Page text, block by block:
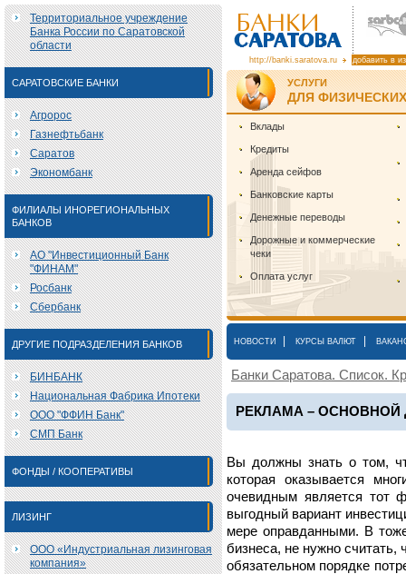
Территориальное учреждение
Банка России по Саратовской
области
САРАТОВСКИЕ БАНКИ
Агророс
Газнефтьбанк
Саратов
Экономбанк
ФИЛИАЛЫ ИНОРЕГИОНАЛЬНЫХ
БАНКОВ
АО "Инвестиционный Банк
"ФИНАМ"
Росбанк
Сбербанк
ДРУГИЕ ПОДРАЗДЕЛЕНИЯ БАНКОВ
БИНБАНК
Национальная Фабрика Ипотеки
ООО "ФФИН Банк"
СМП Банк
ФОНДЫ / КООПЕРАТИВЫ
ЛИЗИНГ
ООО «Индустриальная лизинговая
компания»
http://banki.saratova.ru добавить в
УСЛУГИ
ДЛЯ
Вклады
Кредиты
Аренда сейфов
Банковские карты
Денежные переводы
Дорожные и коммерческие
чеки
Оплата услуг
НОВОСТИ КУРСЫ ВАЛЮТ
Банки Саратова. Список.
РЕКЛАМА – ОСНОВНОЙ
Вы должны знать о том,
которая оказывается
очевидным является тот
выгодный вариант
мере оправданными. В
бизнеса, не нужно считать,
обязательном порядке